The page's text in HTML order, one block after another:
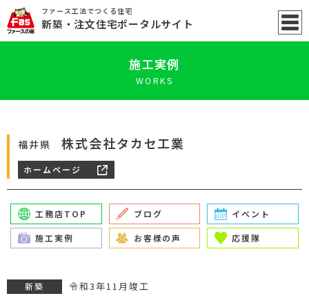
ファース工法でつくる住宅
新築 ・注文住宅ポータルサイト
施工実例
WORKS
福井県 株式会社タカセ工業
ホームページ
工務店TOP ブログ イベント
施工実例 お客様の声 応援隊
新築 令和3年11月竣工